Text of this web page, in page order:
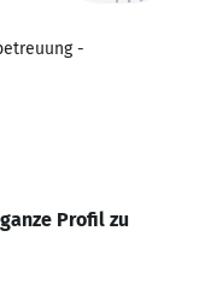
-
Profil zu